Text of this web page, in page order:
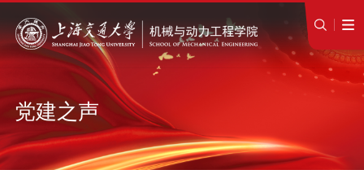
党建之声